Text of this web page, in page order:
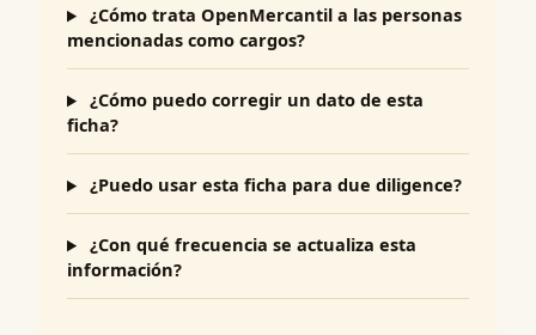
¿Cómo trata OpenMercantil a las personas
mencionadas como cargos?
¿Cómo puedo corregir un dato de esta
ficha?
¿Puedo usar esta ficha para due diligence?
¿Con qué frecuencia se actualiza esta
información?